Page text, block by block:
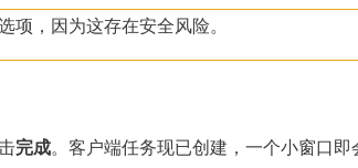
项，因为这存在安全风险。
完成。客户端任务现已创建，一个小窗口即